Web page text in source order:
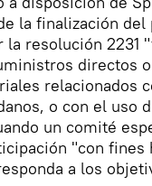
la finalización
la resolución 2231
directos
relacionados
o con el uso
un comité
"con
a los